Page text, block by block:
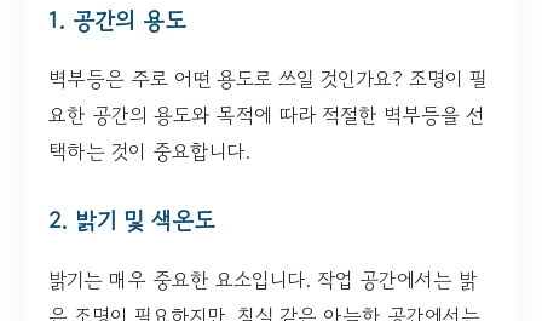
1. 공간의 용도
벽부등은 주로 어떤 용도로 쓰일 것인가요? 조명이 필
요한 공간의 용도와 목적에 따라 적절한 벽부등을 선
택하는 것이 중요합니다.
2. 밝기 및 색온도
밝기는 매우 중요한 요소입니다. 작업 공간에서는 밝